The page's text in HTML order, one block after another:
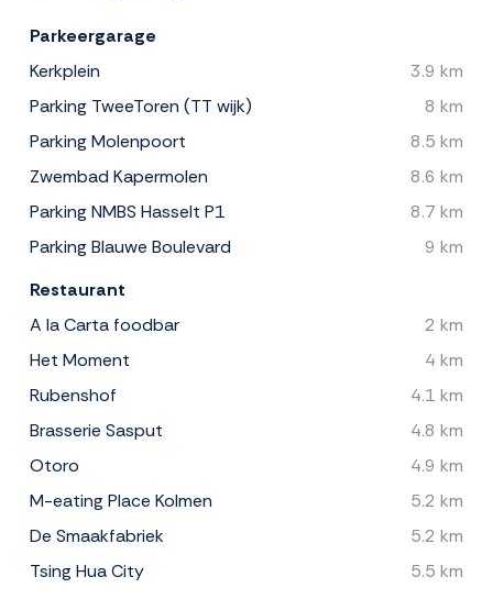
Parkeergarage
Kerkplein
3.9 km
Parking TweeToren (TT wijk)
8 km
Parking Molenpoort
8.5 km
Zwembad Kapermolen
8.6 km
Parking NMBS Hasselt P1
8.7 km
Parking Blauwe Boulevard
9 km
Restaurant
A la Carta foodbar
2 km
Het Moment
4 km
Rubenshof
4.1 km
Brasserie Sasput
4.8 km
Otoro
4.9 km
M-eating Place Kolmen
5.2 km
De Smaakfabriek
5.2 km
Tsing Hua City
5.5 km